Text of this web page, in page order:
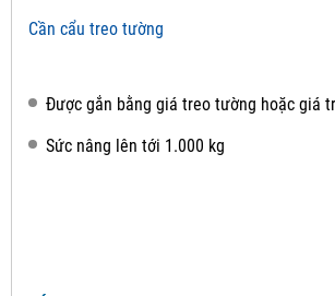
Cần cẩu treo tường
Được gắn bằng giá treo tường hoặc giá
Sức nâng lên tới 1.000 kg